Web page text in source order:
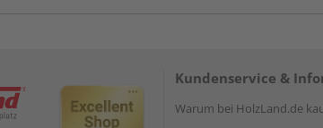
Kundenservice &
Warum bei HolzLand.de